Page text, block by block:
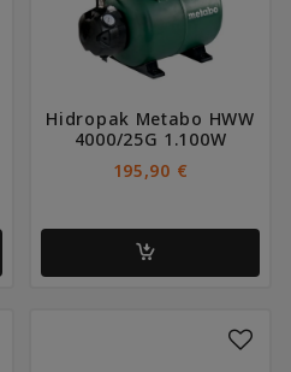
Hidropak Metabo HWW
4000/25G 1.100W
195,90 €